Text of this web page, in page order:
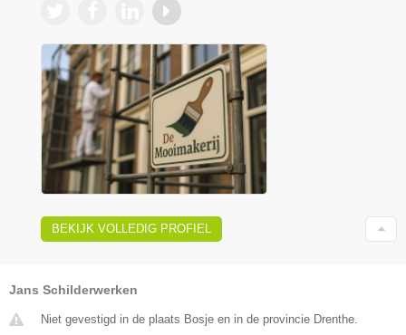
BEKIJK VOLLEDIG PROFIEL
Jans Schilderwerken
Niet gevestigd in de plaats Bosje en in de provincie Drenthe.